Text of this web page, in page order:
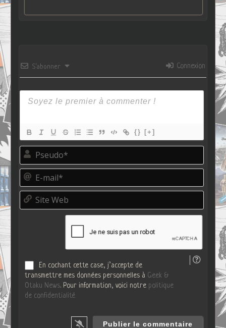
S’abonner Connexion
{} [+]
P
e
d
o
E
m
i
S
t
En cochant cette case, j’accepte de
transmettre mes données personnelles à Geek &
Otaku News. Pour information, voici notre politique
de confidentialité